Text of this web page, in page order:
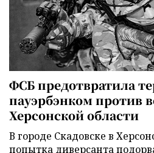
ФСБ предотвратила
пауэрбэнком против
Херсонской области
В городе Скадовске в
попытка диверсанта